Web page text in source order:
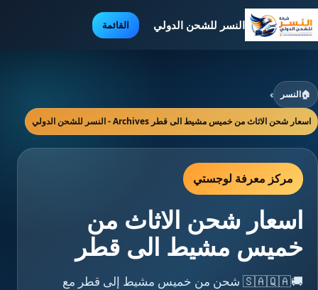
النسر للشحن الدولي القائمة
🏠النسر ›
اسعار شحن الاثاث من خميس مشيط الى قطر Archives - النسر للشحن الدولي
مركز معرفة لوجستي
اسعار شحن الاثاث من
خميس مشيط الى قطر
🚚🇸🇦🇶🇦 شحن من خميس مشيط إلى قطر مع